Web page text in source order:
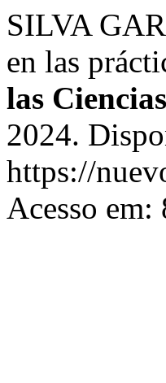
SILVA
en las
las
2024.
https://
Acesso em: